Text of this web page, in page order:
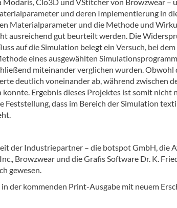
und deren Implementierung in
Materialparameter und die Methode und
ausreichend gut beurteilt werden. Die
auf die Simulation belegt ein Versuch, bei dem
eines ausgewählten
miteinander verglichen wurden. Obwohl
deutlich voneinander ab, während zwischen
Ergebnis dieses Projektes ist somit nicht
Feststellung, dass im Bereich der Simulation
der Industriepartner – die botspot GmbH, die
Browzwear und die Grafis Software Dr. K.
gewesen.
der kommenden Print-Ausgabe mit neuem